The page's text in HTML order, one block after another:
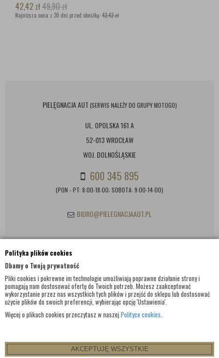
Polityka plików cookies
Dbamy o Twoją prywatność
Pliki cookies i pokrewne im technologie umożliwiają poprawne działanie strony i
pomagają nam dostosować ofertę do Twoich potrzeb. Możesz zaakceptować
wykorzystanie przez nas wszystkich tych plików i przejść do sklepu lub dostosować
użycie plików do swoich preferencji, wybierając opcję 'Ustawienia'.
Więcej o plikach cookies przeczytasz w naszej Polityce cookies.
AKCEPTUJĘ WSZYSTKIE
42,42 zł49,90zł
Najniższa cena z 30 dni przed obniżką: 42,42 zł
PIELĘGNACJA AUT (SERWIS NALEŻY DO GRUPY MOTOGO)
UL. OPOLSKA 161 A
52-013 WROCŁAW
WOJ. DOLNOŚLĄSKIE
600 345 895
(PON - PT: 8:00-18:00; SOBOTA: 9:00-14:00)
BIURO@PIELEGNACJAAUT.PL
INFORMACJE KONTAKTOWE